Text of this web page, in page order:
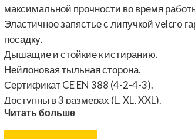
максимальной прочности во время
Эластичное запястье с липучкой velcro
посадку.
Дышащие и стойкие к истиранию.
Нейлоновая тыльная сторона.
Сертификат CE EN 388 (4-2-4-3).
Доступны в 3 размерах (L, XL, XXL).
DuPont™ Kevlar® зарегистрированные
Читать больше